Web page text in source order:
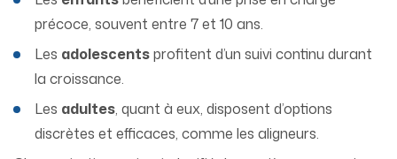
précoce, souvent entre 7 et 10 ans.
Les adolescentsprofitent d’un suivi continu durant
la croissance.
Les adultes, quant à eux, disposent d’options
discrètes et efficaces, comme les aligneurs.